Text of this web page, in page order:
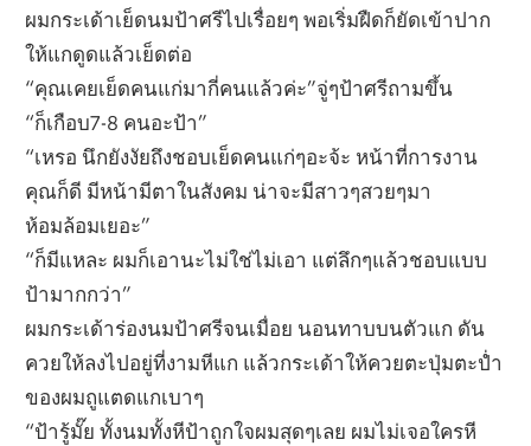
ผมกระเด้าเย็ดนมป้าศรีไปเรื่อยๆ พอเริ่มฝืดก็ยัดเข้าปาก
ให้แกดูดแล้วเย็ดต่อ
“คุณเคยเย็ดคนแก่มากี่คนแล้วค่ะ”จู่ๆป้าศรีถามขึ้น
“ก็เกือบ7-8 คนอะป้า”
“เหรอ นึกยังงัยถึงชอบเย็ดคนแก่ๆอะจ้ะ หน้าที่การงาน
คุณก็ดี มีหน้ามีตาในสังคม น่าจะมีสาวๆสวยๆมา
ห้อมล้อมเยอะ”
“ก็มีแหละ ผมก็เอานะไม่ใช่ไม่เอา แต่ลึกๆแล้วชอบแบบ
ป้ามากกว่า”
ผมกระเด้าร่องนมป้าศรีจนเมื่อย นอนทาบบนตัวแก ดัน
ควยให้ลงไปอยู่ที่งามหีแก แล้วกระเด้าให้ควยตะปุ่มตะป่ำ
ของผมถูแตดแกเบาๆ
“ป้ารู้มั๊ย ทั้งนมทั้งหีป้าถูกใจผมสุดๆเลย ผมไม่เจอใครหี